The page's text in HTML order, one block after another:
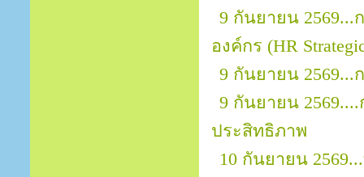
9 กันยายน
องค์กร (HR
9 กันยายน
9 กันยายน
ประสิทธิภาพ
10 กันยายน